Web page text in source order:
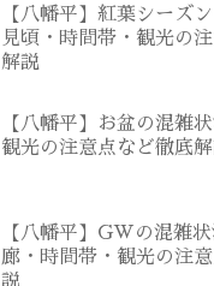
【八幡平】紅葉シーズ
見頃・時間帯・観光の
解説
【八幡平】お盆の混雑
観光の注意点など徹底
【八幡平】GWの混雑
廊・時間帯・観光の注
説